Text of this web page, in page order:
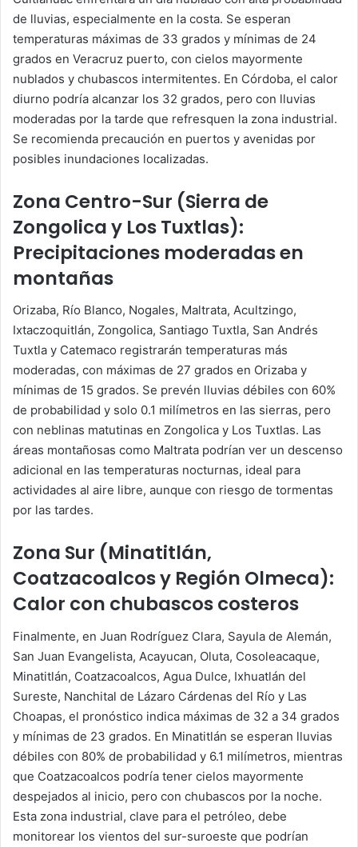
de lluvias, especialmente en la costa. Se esperan
temperaturas máximas de 33 grados y mínimas de 24
grados en Veracruz puerto, con cielos mayormente
nublados y chubascos intermitentes. En Córdoba, el calor
diurno podría alcanzar los 32 grados, pero con lluvias
moderadas por la tarde que refresquen la zona industrial.
Se recomienda precaución en puertos y avenidas por
posibles inundaciones localizadas.
Zona Centro-Sur (Sierra de
Zongolica y Los Tuxtlas):
Precipitaciones moderadas en
montañas
Orizaba, Río Blanco, Nogales, Maltrata, Acultzingo,
Ixtaczoquitlán, Zongolica, Santiago Tuxtla, San Andrés
Tuxtla y Catemaco registrarán temperaturas más
moderadas, con máximas de 27 grados en Orizaba y
mínimas de 15 grados. Se prevén lluvias débiles con 60%
de probabilidad y solo 0.1 milímetros en las sierras, pero
con neblinas matutinas en Zongolica y Los Tuxtlas. Las
áreas montañosas como Maltrata podrían ver un descenso
adicional en las temperaturas nocturnas, ideal para
actividades al aire libre, aunque con riesgo de tormentas
por las tardes.
Zona Sur (Minatitlán,
Coatzacoalcos y Región Olmeca):
Calor con chubascos costeros
Finalmente, en Juan Rodríguez Clara, Sayula de Alemán,
San Juan Evangelista, Acayucan, Oluta, Cosoleacaque,
Minatitlán, Coatzacoalcos, Agua Dulce, Ixhuatlán del
Sureste, Nanchital de Lázaro Cárdenas del Río y Las
Choapas, el pronóstico indica máximas de 32 a 34 grados
y mínimas de 23 grados. En Minatitlán se esperan lluvias
débiles con 80% de probabilidad y 6.1 milímetros, mientras
que Coatzacoalcos podría tener cielos mayormente
despejados al inicio, pero con chubascos por la noche.
Esta zona industrial, clave para el petróleo, debe
monitorear los vientos del sur-suroeste que podrían